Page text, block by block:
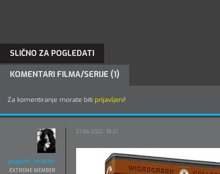
SLIČNO ZA POGLEDATI
KOMENTARI FILMA/SERIJE (1)
Za komentiranje morate biti prijavljeni!
puppet_master
EXTREME MEMBER
21.06.2022. 18:21